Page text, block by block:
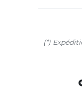
(*)